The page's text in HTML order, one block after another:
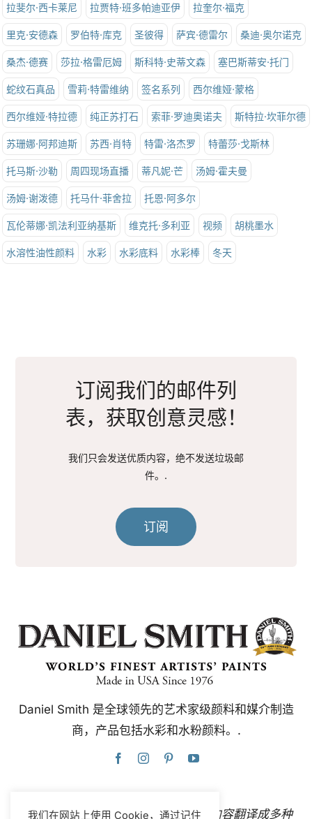
拉斐尔·西卡莱尼 拉贾特·班多帕迪亚伊 拉奎尔·福克
里克·安德森 罗伯特·库克 圣彼得 萨宾·德雷尔 桑迪·奥尔诺克
桑杰·德赛 莎拉·格雷厄姆 斯科特·史蒂文森 塞巴斯蒂安·托门
蛇纹石真品 雪莉·特雷维纳 签名系列 西尔维娅·蒙格
西尔维娅·特拉德 纯正苏打石 索菲·罗迪奥诺夫 斯特拉·坎菲尔德
苏珊娜·阿邦迪斯 苏西·肖特 特雷·洛杰罗 特蕾莎·戈斯林
托马斯·沙勒 周四现场直播 蒂凡妮·芒 汤姆·霍夫曼
汤姆·谢泼德 托马什·菲舍拉 托恩·阿多尔
瓦伦蒂娜·凯法利亚纳基斯 维克托·多利亚 视频 胡桃墨水
水溶性油性颜料 水彩 水彩底料 水彩棒 冬天
订阅我们的邮件列
表，获取创意灵感！
我们只会发送优质内容，绝不发送垃圾邮
件。.
订阅
Daniel Smith 是全球领先的艺术家级颜料和媒介制造
商，产品包括水彩和水粉颜料。.
本网站使用谷歌翻译，可即时自动将内容翻译成多种
我们在网站上使用 Cookie，通过记住